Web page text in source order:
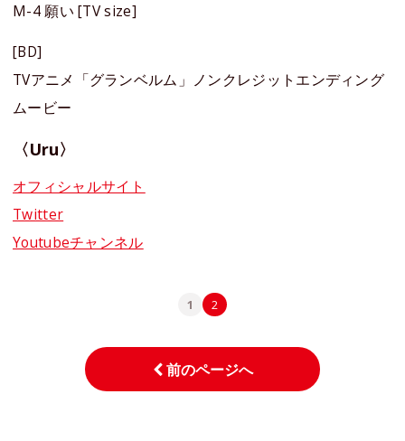
M-4 願い [TV size]
[BD]
TVアニメ「グランベルム」ノンクレジットエンディング
ムービー
〈Uru〉
オフィシャルサイト
Twitter
Youtubeチャンネル
1 2
前のページへ